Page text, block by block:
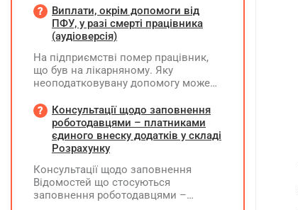
відбувся з іншої країни (де
працівник працював дистанційно),
та чи впливає ця розбіжність на
оподаткування?
Виплати, окрім допомоги від
ПФУ, у разі смерті працівника
(аудіоверсія)
На підприємстві помер працівник,
що був на лікарняному. Яку
неоподатковувану допомогу може
від ПФУ? Кому і як виплатити
лікарняні, що прийшли на рахунок
підприємства, та розрахункові
(компенсація за невикористані дні
Консультації щодо заповнення
роботодавцями – платниками
єдиного внеску додатків у складі
Розрахунку
Консультації щодо заповнення
Відомостей що стосуються
заповнення роботодавцями –